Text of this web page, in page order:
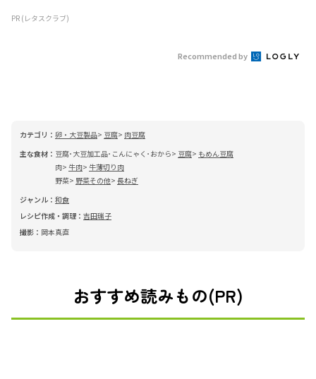
PR (レタスクラブ)
Recommended by
カテゴリ： 卵・大豆製品 豆腐
肉豆腐
主な食材： 豆腐･大豆加工品･こんにゃく･おから 豆腐
もめん豆腐
肉 牛肉 牛薄切り肉
野菜
野菜その他 長ねぎ
ジャンル： 和食
レシピ作成・調理： 吉田瑞子
撮影： 岡本真直
おすすめ読みもの(PR)